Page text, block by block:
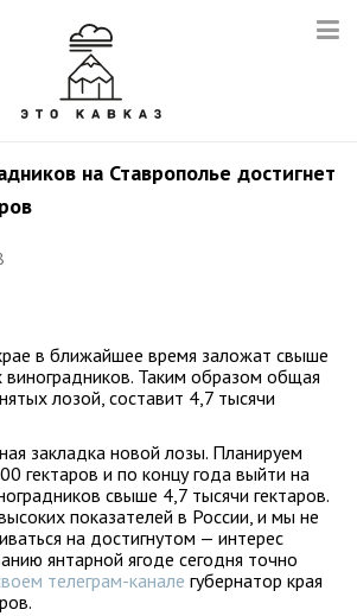
на Ставрополье достигнет
в ближайшее время заложат свыше
виноградников. Таким образом общая
лозой, составит 4,7 тысячи
закладка новой лозы. Планируем
гектаров и по концу года выйти на
свыше 4,7 тысячи гектаров.
показателей в России, и мы не
на достигнутом — интерес
янтарной ягоде сегодня точно
телеграм-канале губернатор края